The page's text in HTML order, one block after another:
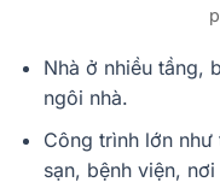
Nhà ở nhiều tầng,
ngôi nhà.
Công trình lớn
sạn, bệnh viện,